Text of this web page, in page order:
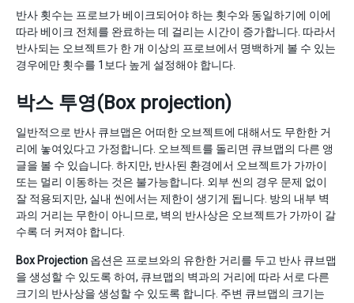
반사 횟수는 프로브가 베이크되어야 하는 횟수와 동일하기에 이에
따라 베이크 전체를 완료하는 데 걸리는 시간이 증가합니다. 따라서
반사되는 오브젝트가 한 개 이상의 프로브에서 명백하게 볼 수 있는
경우에만 횟수를 1보다 높게 설정해야 합니다.
박스 투영(Box projection)
일반적으로 반사 큐브맵은 어떠한 오브젝트에 대해서도 무한한 거
리에 놓여있다고 가정합니다. 오브젝트를 돌리면 큐브맵의 다른 앵
글을 볼 수 있습니다. 하지만, 반사된 환경에서 오브젝트가 가까이
또는 멀리 이동하는 것은 불가능합니다. 외부 씬의 경우 문제 없이
잘 적용되지만, 실내 씬에서는 제한이 생기게 됩니다. 방의 내부 벽
과의 거리는 무한이 아니므로, 벽의 반사상은 오브젝트가 가까이 갈
수록 더 커져야 합니다.
Box Projection 옵션은 프로브와의 유한한 거리를 두고 반사 큐브맵
을 생성할 수 있도록 하여, 큐브맵의 벽과의 거리에 따라 서로 다른
크기의 반사상을 생성할 수 있도록 합니다. 주변 큐브맵의 크기는